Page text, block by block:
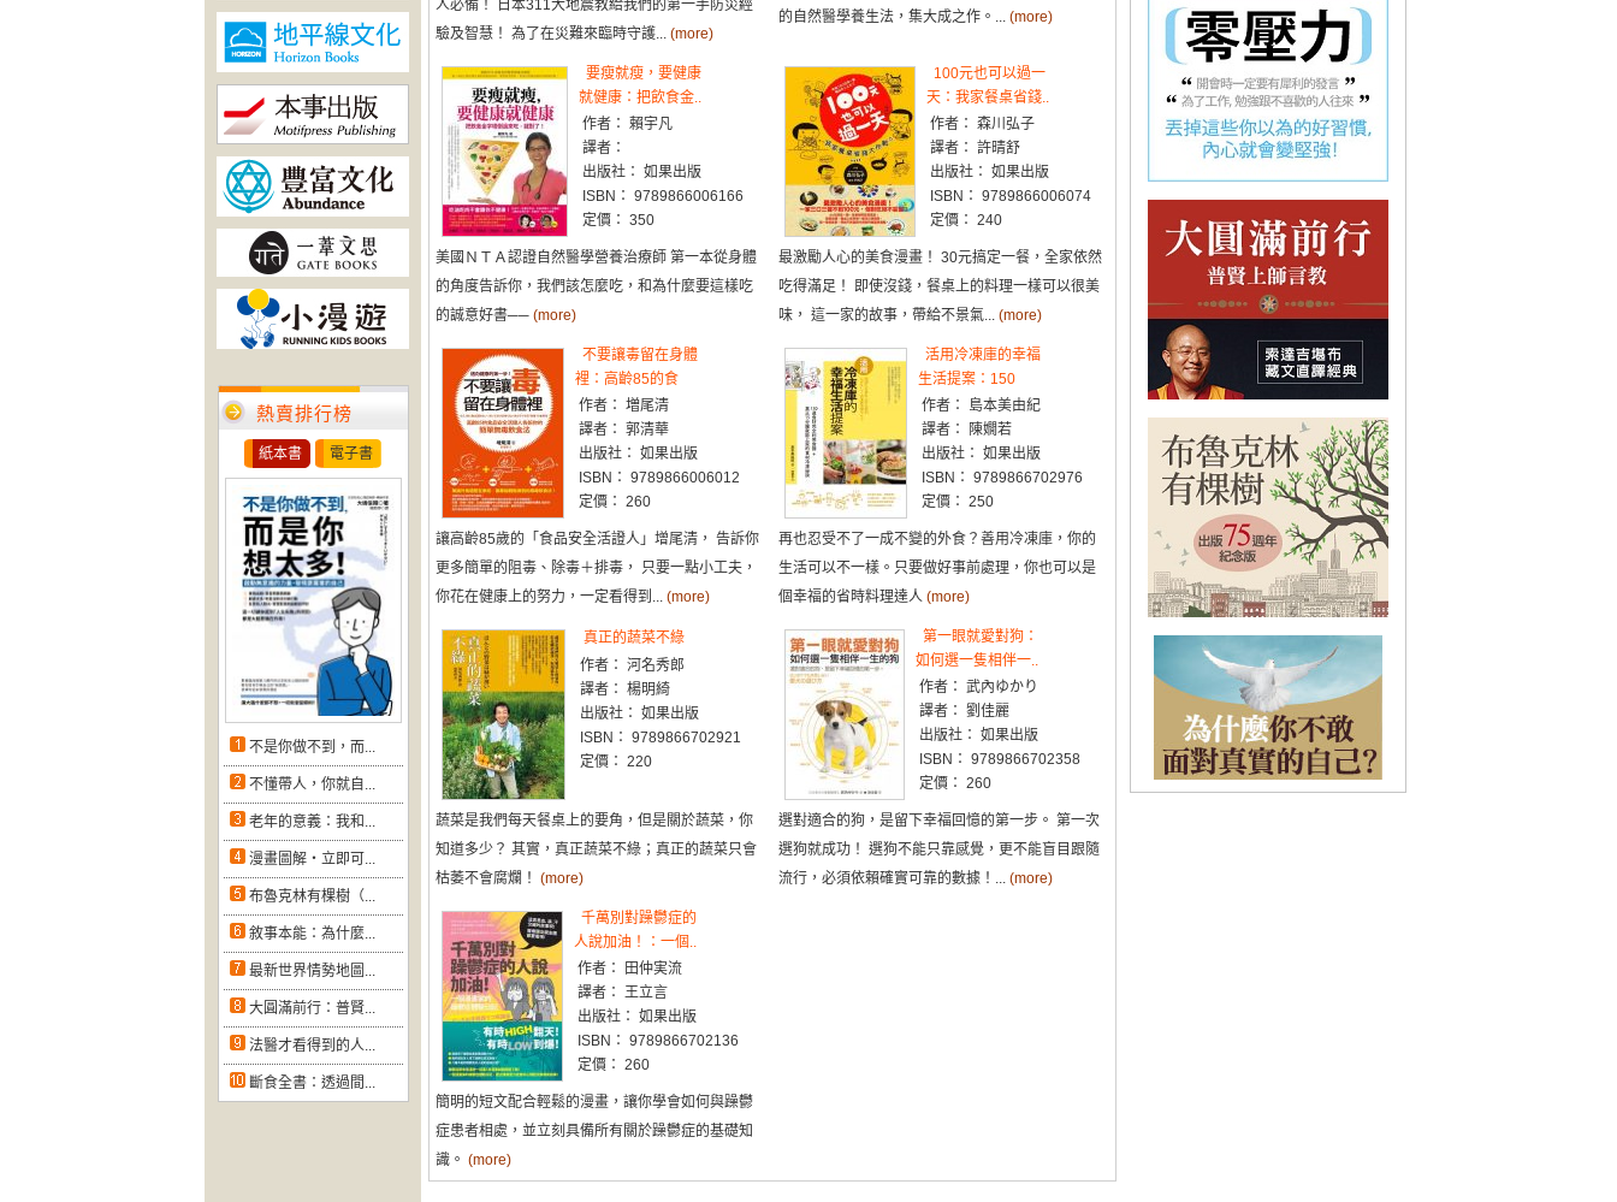
熱賣排行榜
紙本書 電子書
不是你做不到，而...
不懂帶人，你就自...
老年的意義：我和...
漫畫圖解‧立即可...
布魯克林有棵樹（...
敘事本能：為什麼...
最新世界情勢地圖...
大圓滿前行：普賢...
法醫才看得到的人...
斷食全書：透過間...
人必備！ 日本311大地震教給我們的第一手防災經
驗及智慧！ 為了在災難來臨時守護... (more)
的自然醫學養生法，集大成之作。... (more)
要瘦就瘦，要健康
就健康：把飲食金..
作者： 賴宇凡
譯者：
出版社： 如果出版
ISBN： 9789866006166
定價： 350
美國ＮＴＡ認證自然醫學營養治療師 第一本從身體
的角度告訴你，我們該怎麼吃，和為什麼要這樣吃
的誠意好書── (more)
100元也可以過一
天：我家餐桌省錢..
作者： 森川弘子
譯者： 許晴舒
出版社： 如果出版
ISBN： 9789866006074
定價： 240
最激勵人心的美食漫畫！ 30元搞定一餐，全家依然
吃得滿足！ 即使沒錢，餐桌上的料理一樣可以很美
味， 這一家的故事，帶給不景氣... (more)
不要讓毒留在身體
裡：高齡85的食
作者： 増尾清
譯者： 郭清華
出版社： 如果出版
ISBN： 9789866006012
定價： 260
讓高齡85歲的「食品安全活證人」增尾清， 告訴你
更多簡單的阻毒、除毒＋排毒， 只要一點小工夫，
你花在健康上的努力，一定看得到... (more)
活用冷凍庫的幸福
生活提案：150
作者： 島本美由紀
譯者： 陳嫺若
出版社： 如果出版
ISBN： 9789866702976
定價： 250
再也忍受不了一成不變的外食？善用冷凍庫，你的
生活可以不一樣。只要做好事前處理，你也可以是
個幸福的省時料理達人 (more)
真正的蔬菜不綠
作者： 河名秀郎
譯者： 楊明綺
出版社： 如果出版
ISBN： 9789866702921
定價： 220
蔬菜是我們每天餐桌上的要角，但是關於蔬菜，你
知道多少？ 其實，真正蔬菜不綠；真正的蔬菜只會
枯萎不會腐爛！ (more)
第一眼就愛對狗：
如何選一隻相伴一..
作者： 武內ゆかり
譯者： 劉佳麗
出版社： 如果出版
ISBN： 9789866702358
定價： 260
選對適合的狗，是留下幸福回憶的第一步。 第一次
選狗就成功！ 選狗不能只靠感覺，更不能盲目跟隨
流行，必須依賴確實可靠的數據！... (more)
千萬別對躁鬱症的
人說加油！：一個..
作者： 田仲実流
譯者： 王立言
出版社： 如果出版
ISBN： 9789866702136
定價： 260
簡明的短文配合輕鬆的漫畫，讓你學會如何與躁鬱
症患者相處，並立刻具備所有關於躁鬱症的基礎知
識。 (more)